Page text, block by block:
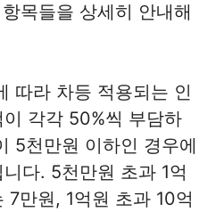
목들을 상세히 안내해
따라 차등 적용되는 인
각각 50%씩 부담하
5천만원 이하인 경우에
다. 5천만원 초과 1억
7만원, 1억원 초과 10억